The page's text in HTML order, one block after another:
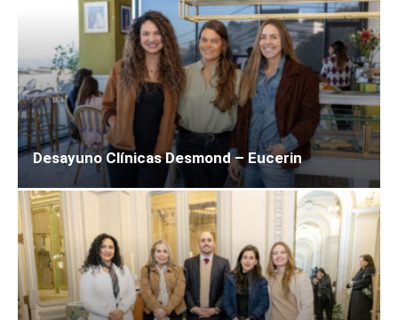
Desayuno Clínicas Desmond – Eucerin